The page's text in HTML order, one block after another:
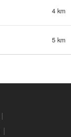
4 km
5 km